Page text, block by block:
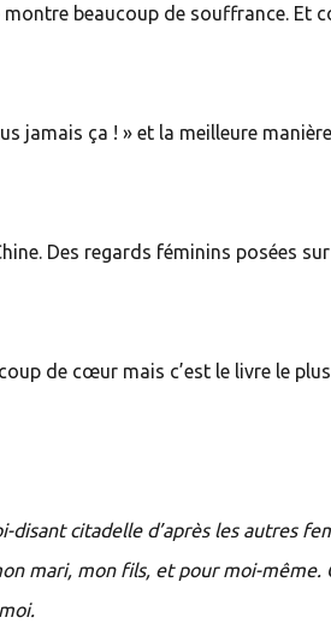
beaucoup de souffrance. Et
jamais ça ! » et la meilleure
Des regards féminins posées
de cœur mais c’est le livre le
citadelle d’après les autres
mari, mon fils, et pour moi-même.